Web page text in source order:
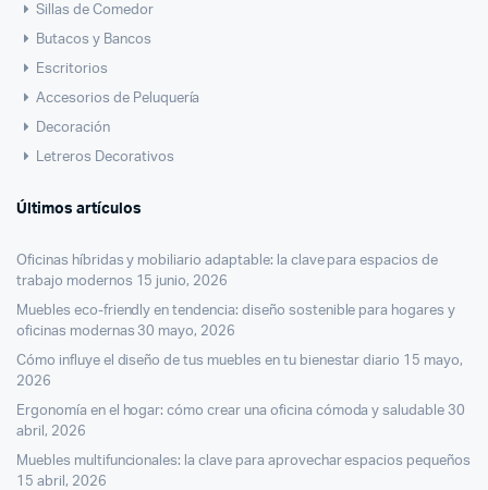
Sillas de Comedor
Butacos y Bancos
Escritorios
Accesorios de Peluquería
Decoración
Letreros Decorativos
Últimos artículos
Oficinas híbridas y mobiliario adaptable: la clave para espacios de
trabajo modernos 15 junio, 2026
Muebles eco-friendly en tendencia: diseño sostenible para hogares y
oficinas modernas 30 mayo, 2026
Cómo influye el diseño de tus muebles en tu bienestar diario 15 mayo,
2026
Ergonomía en el hogar: cómo crear una oficina cómoda y saludable 30
abril, 2026
Muebles multifuncionales: la clave para aprovechar espacios pequeños
15 abril, 2026